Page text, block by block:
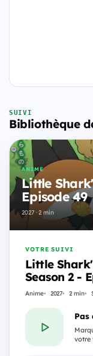
SUIVI
Bibliothèque
ANIME
Little
Episode 49
2027 · 2 min
VOTRE SUIVI
Little
Season 2 -
Anime 2027 2 min
Pas
votre